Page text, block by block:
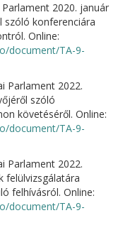
2020. január
szóló konferenciára
Online:
document/TA-9-
Parlament 2022.
szóló
követéséről. Online:
document/TA-9-
Parlament 2022.
felülvizsgálatára
felhívásról. Online:
document/TA-9-